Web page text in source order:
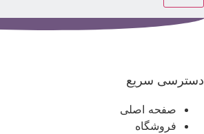
دسترسی سریع
صفحه اصلی
فروشگاه